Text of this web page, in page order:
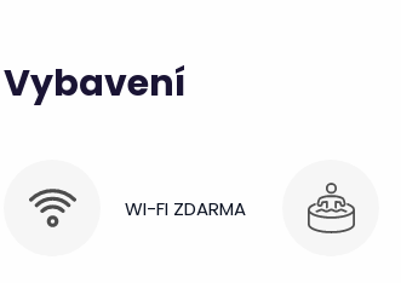
Vybavení
WI-FI ZDARMA